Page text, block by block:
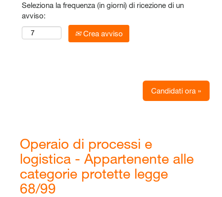
Seleziona la frequenza (in giorni) di ricezione di un
avviso:
Crea avviso
Candidati ora »
Operaio di processi e
logistica - Appartenente alle
categorie protette legge
68/99